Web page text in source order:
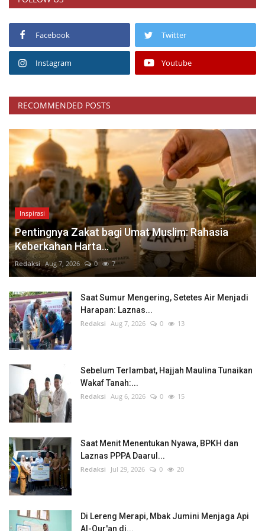
Facebook Twitter
Instagram Youtube
RECOMMENDED POSTS
Inspirasi
Pentingnya Zakat bagi Umat Muslim: Rahasia
Keberkahan Harta...
Redaksi Aug 7, 2026 0 7
Saat Sumur Mengering, Setetes Air Menjadi
Harapan: Laznas...
Redaksi Aug 7, 2026 0 13
Sebelum Terlambat, Hajjah Maulina Tunaikan
Wakaf Tanah:...
Redaksi Aug 6, 2026 0 15
Saat Menit Menentukan Nyawa, BPKH dan
Laznas PPPA Daarul...
Redaksi Jul 29, 2026 0 20
Di Lereng Merapi, Mbak Jumini Menjaga Api
Al-Qur'an di...